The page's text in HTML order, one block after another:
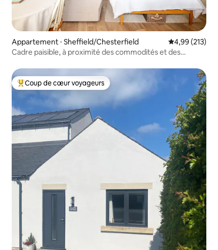
Appartement ⋅ Sheffield/Chesterfield Évaluation
4,99 (213)
Cadre paisible, à proximité des commodités et des
Coups de cœur voyageurs les plus appréciés
Coup de cœur voyageurs